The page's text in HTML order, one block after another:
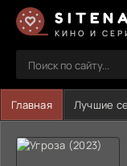
КИНО И
Главная Лучшие